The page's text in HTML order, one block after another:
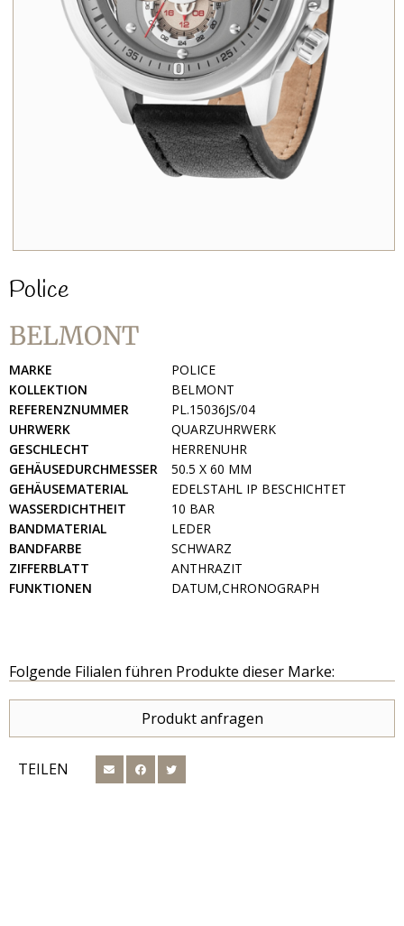
Police
BELMONT
MARKE
POLICE
KOLLEKTION
BELMONT
REFERENZNUMMER
PL.15036JS/04
UHRWERK
QUARZUHRWERK
GESCHLECHT
HERRENUHR
GEHÄUSEDURCHMESSER
50.5 X 60 MM
GEHÄUSEMATERIAL
EDELSTAHL IP BESCHICHTET
WASSERDICHTHEIT
10 BAR
BANDMATERIAL
LEDER
BANDFARBE
SCHWARZ
ZIFFERBLATT
ANTHRAZIT
FUNKTIONEN
DATUM,CHRONOGRAPH
Folgende Filialen führen Produkte dieser Marke:
Produkt anfragen
TEILEN